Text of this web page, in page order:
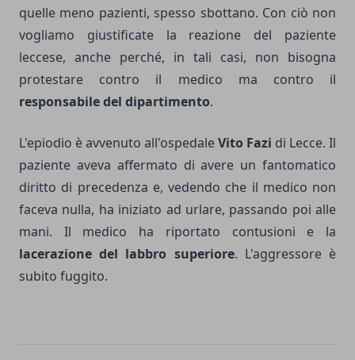
quelle meno pazienti, spesso sbottano. Con ciò non
vogliamo giustificate la reazione del paziente
leccese, anche perché, in tali casi, non bisogna
protestare contro il medico ma contro il
responsabile del dipartimento.
L'epiodio è avvenuto all'ospedaleVito Fazi di Lecce. Il
paziente aveva affermato di avere un fantomatico
diritto di precedenza e, vedendo che il medico non
faceva nulla, ha iniziato ad urlare, passando poi alle
mani. Il medico ha riportato contusioni e la
lacerazione del labbro superiore. L'aggressore è
subito fuggito.